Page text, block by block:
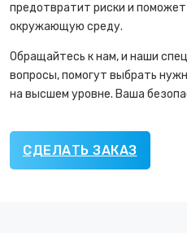
предотвратит риски и
окружающую среду.
Обращайтесь к нам, и наши
вопросы, помогут выбрать
на высшем уровне. Ваша
СДЕЛАТЬ ЗАКАЗ